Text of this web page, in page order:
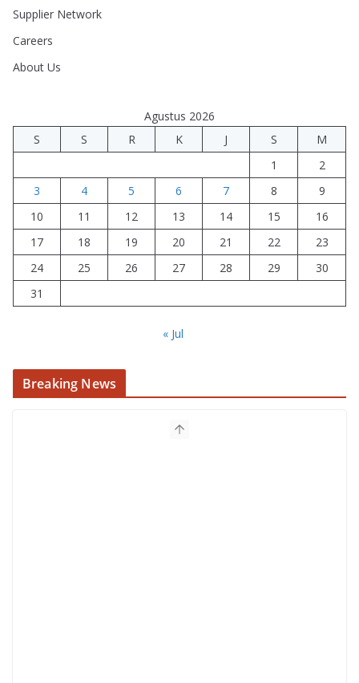
Supplier Network
Careers
About Us
Agustus 2026
S
S R K J S
M
1
2
3
4 5 6 7 8
9
10
11 12 13 14 15
16
17
18 19 20 21 22
23
24
25 26 27 28 29
30
31
« Jul
Breaking News